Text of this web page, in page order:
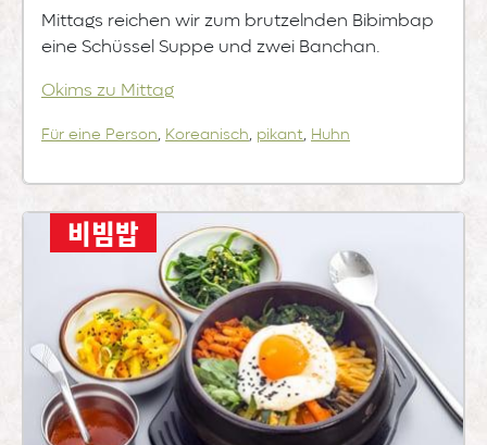
Mittags reichen wir zum brutzelnden Bibimbap
eine Schüssel Suppe und zwei Banchan.
Okims zu Mittag
Für eine Person Koreanisch pikant Huhn
비빔밥